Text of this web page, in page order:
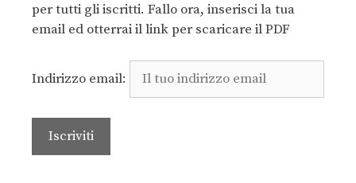
per tutti gli iscritti. Fallo ora, inserisci la tua
email ed otterrai il link per scaricare il PDF
Indirizzo email: